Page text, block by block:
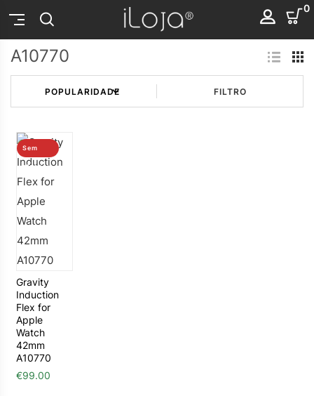
0
A10770
FILTRO
Sem
stock
Gravity
Induction
Flex for
Apple
Watch
42mm
A10770
€99.00